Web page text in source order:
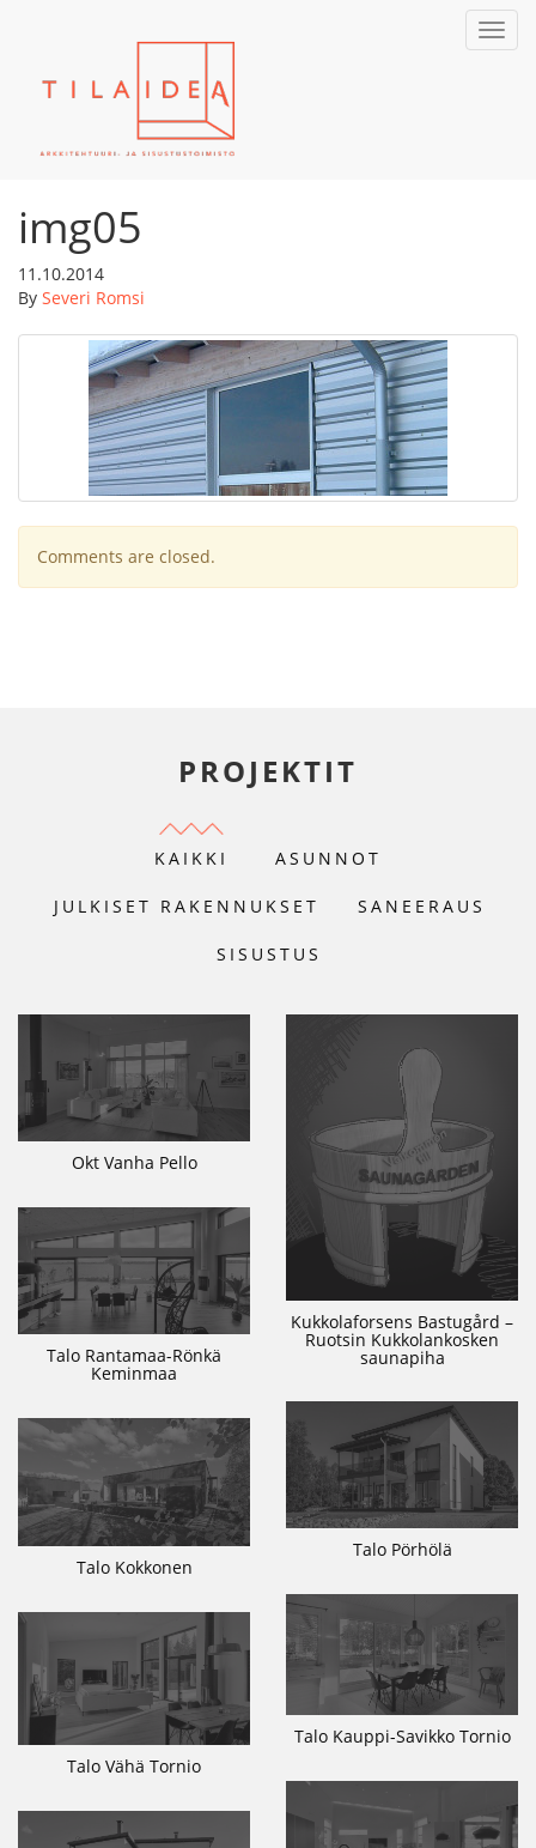
img05
11.10.2014
By Severi Romsi
Comments are closed.
PROJEKTIT
KAIKKI ASUNNOT
JULKISET RAKENNUKSET SANEERAUS
SISUSTUS
Okt Vanha Pello
Kukkolaforsens Bastugård –
Ruotsin Kukkolankosken
saunapiha
Talo Rantamaa-Rönkä
Keminmaa
Talo Pörhölä
Talo Kokkonen
Talo Kauppi-Savikko Tornio
Talo Vähä Tornio